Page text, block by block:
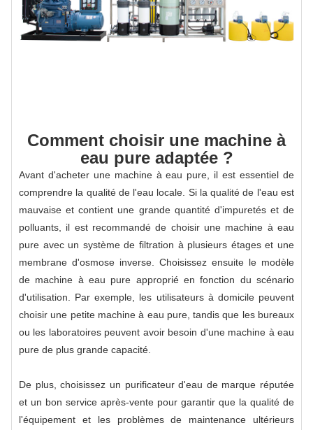
Comment choisir une machine à
eau pure adaptée ?
Avant d'acheter une machine à eau pure, il est essentiel de
comprendre la qualité de l'eau locale. Si la qualité de l'eau est
mauvaise et contient une grande quantité d'impuretés et de
polluants, il est recommandé de choisir une machine à eau
pure avec un système de filtration à plusieurs étages et une
membrane d'osmose inverse. Choisissez ensuite le modèle
de machine à eau pure approprié en fonction du scénario
d'utilisation. Par exemple, les utilisateurs à domicile peuvent
choisir une petite machine à eau pure, tandis que les bureaux
ou les laboratoires peuvent avoir besoin d'une machine à eau
pure de plus grande capacité.
De plus, choisissez un purificateur d'eau de marque réputée
et un bon service après-vente pour garantir que la qualité de
l'équipement et les problèmes de maintenance ultérieurs